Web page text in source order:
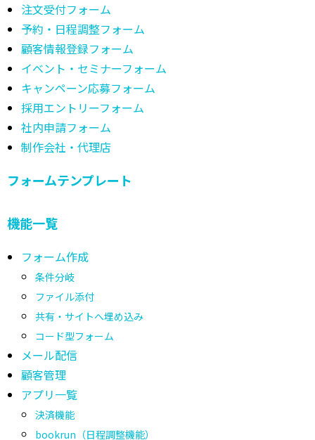
注文受付フォーム
予約・日程調整フォーム
顧客情報登録フォーム
イベント・セミナーフォーム
キャンペーン応募フォーム
採用エントリーフォーム
社内申請フォーム
制作会社・代理店
フォームテンプレート
機能一覧
フォーム作成
条件分岐
ファイル添付
共有・サイトへ埋め込み
コード型フォーム
メール配信
顧客管理
アプリ一覧
決済機能
bookrun（日程調整機能）